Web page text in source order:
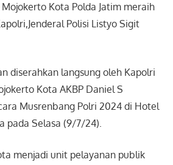
Kota Polda Jatim meraih
Polisi Listyo Sigit
diserahkan langsung oleh Kapolri
Kota AKBP Daniel S
Musrenbang Polri 2024 di Hotel
pada Selasa (9/7/24).
menjadi unit pelayanan publik